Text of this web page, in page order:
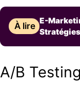
À lire
E-
A/B Testing